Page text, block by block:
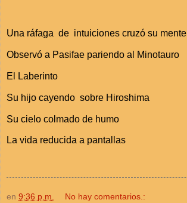
Una ráfaga de intuiciones cruzó su mente
Observó a Pasifae pariendo al Minotauro
El Laberinto
Su hijo cayendo sobre Hiroshima
Su cielo colmado de humo
La vida reducida a pantallas
en 9:36 p.m. No hay comentarios.: